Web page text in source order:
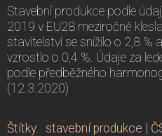
Stavební produkce podle
2019 v EU28 meziročně
stavitelství se snížilo o 2,8 %
vzrostlo o 0,4 %. Údaje za
podle předběžného
(12.3.2020)
Štítky: stavební produkce |